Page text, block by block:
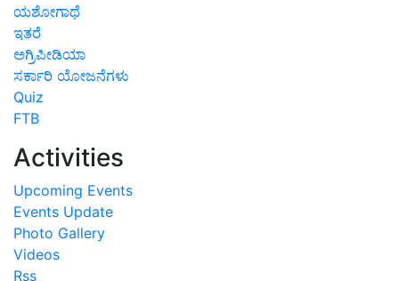
ಯಶೋಗಾಥೆ
ಇತರೆ
ಅಗ್ರಿಪೀಡಿಯಾ
ಸರ್ಕಾರಿ ಯೋಜನೆಗಳು
Quiz
FTB
Activities
Upcoming Events
Events Update
Photo Gallery
Videos
Rss